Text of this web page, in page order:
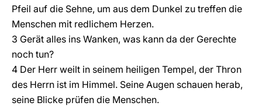
Pfeil auf die Sehne, um aus dem Dunkel zu treffen die
Menschen mit redlichem Herzen.
3 Gerät alles ins Wanken, was kann da der Gerechte
noch tun?
4 Der Herr weilt in seinem heiligen Tempel, der Thron
des Herrn ist im Himmel. Seine Augen schauen herab,
seine Blicke prüfen die Menschen.